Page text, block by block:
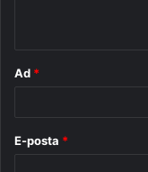
Ad *
E-posta *